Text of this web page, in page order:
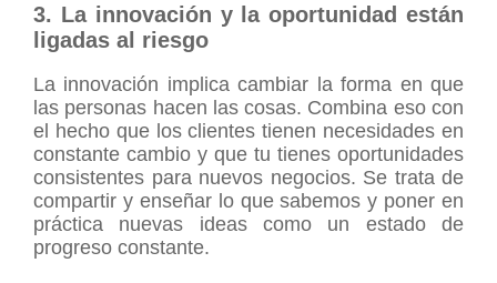
3. La innovación y la oportunidad están
ligadas al riesgo
La innovación implica cambiar la forma en que
las personas hacen las cosas. Combina eso con
el hecho que los clientes tienen necesidades en
constante cambio y que tu tienes oportunidades
consistentes para nuevos negocios. Se trata de
compartir y enseñar lo que sabemos y poner en
práctica nuevas ideas como un estado de
progreso constante.